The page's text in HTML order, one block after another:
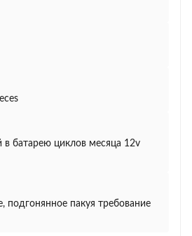
в батарею циклов месяца 12v
подгонянное пакуя требование